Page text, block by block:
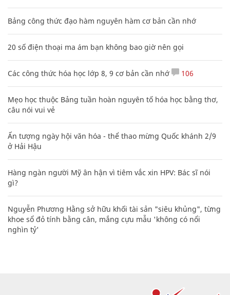
Bảng công thức đạo hàm nguyên hàm cơ bản cần nhớ
20 số điện thoại ma ám bạn không bao giờ nên gọi
Các công thức hóa học lớp 8, 9 cơ bản cần nhớ 106
Mẹo học thuộc Bảng tuần hoàn nguyên tố hóa học bằng thơ,
câu nói vui vẻ
Ấn tượng ngày hội văn hóa - thể thao mừng Quốc khánh 2/9
ở Hải Hậu
Hàng ngàn người Mỹ ân hận vì tiêm vắc xin HPV: Bác sĩ nói
gì?
Nguyễn Phương Hằng sở hữu khối tài sản "siêu khủng", từng
khoe sổ đỏ tính bằng cân, mắng cựu mẫu 'không có nổi
nghìn tỷ'